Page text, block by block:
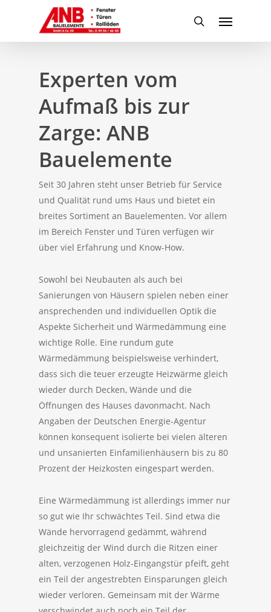
search
Menu
Experten vom
Aufmaß bis zur
Zarge: ANB
Bauelemente
Seit 30 Jahren steht unser Betrieb für Service
und Qualität rund ums Haus und bietet ein
breites Sortiment an Bauelementen. Vor allem
im Bereich Fenster und Türen verfügen wir
über viel Erfahrung und Know-How.
Sowohl bei Neubauten als auch bei
Sanierungen von Häusern spielen neben einer
ansprechenden und individuellen Optik die
Aspekte Sicherheit und Wärmedämmung eine
wichtige Rolle. Eine rundum gute
Wärmedämmung beispielsweise verhindert,
dass sich die teuer erzeugte Heizwärme gleich
wieder durch Decken, Wände und die
Öffnungen des Hauses davonmacht. Nach
Angaben der Deutschen Energie-Agentur
können konsequent isolierte bei vielen älteren
und unsanierten Einfamilienhäusern bis zu 80
Prozent der Heizkosten eingespart werden.
Eine Wärmedämmung ist allerdings immer nur
so gut wie Ihr schwächtes Teil. Sind etwa die
Wände hervorragend gedämmt, während
gleichzeitig der Wind durch die Ritzen einer
alten, verzogenen Holz-Eingangstür pfeift, geht
ein Teil der angestrebten Einsparungen gleich
wieder verloren. Gemeinsam mit der Wärme